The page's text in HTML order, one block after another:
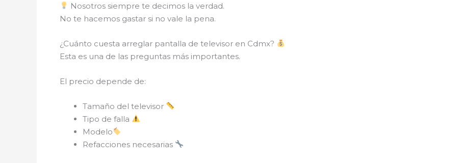
Nosotros siempre te decimos la verdad.
No te hacemos gastar si no vale la pena.
¿Cuánto cuesta arreglar pantalla de televisor en Cdmx?
Esta es una de las preguntas más importantes.
El precio depende de:
Tamaño del televisor
Tipo de falla
Modelo
Refacciones necesarias